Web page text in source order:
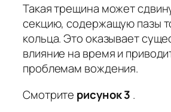
Такая трещина может
секцию, содержащую пазы
кольца. Это оказывает
влияние на время и
проблемам вождения.
Смотрите рисунок 3 .